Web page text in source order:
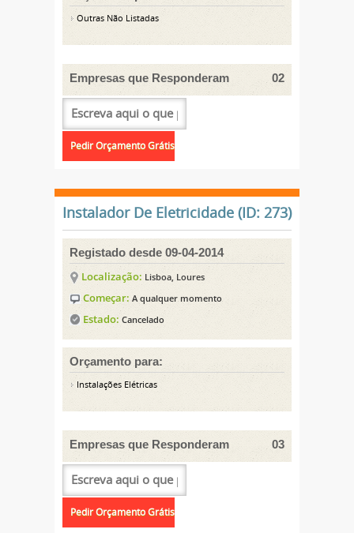
Outras Não Listadas
Empresas que Responderam 02
Instalador De Eletricidade (ID: 273)
Registado desde 09-04-2014
Localização: Lisboa, Loures
Começar: A qualquer momento
Estado: Cancelado
Orçamento para:
Instalações Elétricas
Empresas que Responderam 03